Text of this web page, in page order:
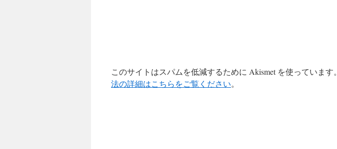
このサイトはスパムを低減するために Akismet を使っています。
法の詳細はこちらをご覧ください。